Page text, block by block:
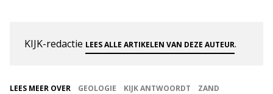
KIJK-redactie LEES ALLE ARTIKELEN VAN DEZE AUTEUR.
LEES MEER OVER GEOLOGIE KIJK ANTWOORDT ZAND